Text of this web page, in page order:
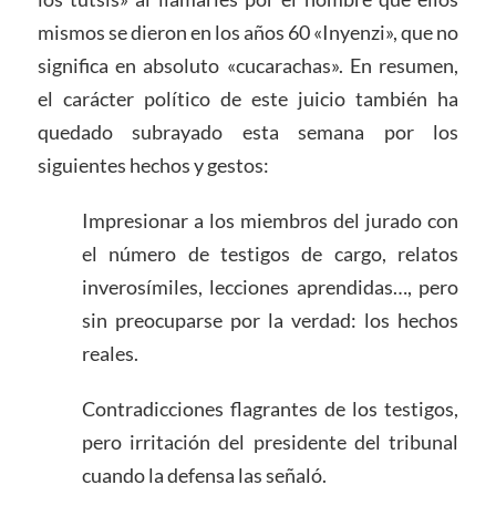
mismos se dieron en los años 60 «Inyenzi», que no
significa en absoluto «cucarachas». En resumen,
el carácter político de este juicio también ha
quedado subrayado esta semana por los
siguientes hechos y gestos:
Impresionar a los miembros del jurado con
el número de testigos de cargo, relatos
inverosímiles, lecciones aprendidas…, pero
sin preocuparse por la verdad: los hechos
reales.
Contradicciones flagrantes de los testigos,
pero irritación del presidente del tribunal
cuando la defensa las señaló.